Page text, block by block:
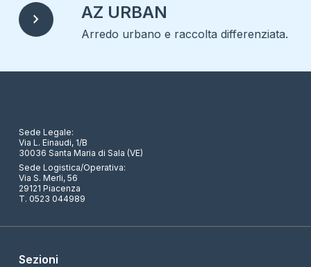
chevron_right AZ URBAN
Arredo urbano e raccolta differenziata.
Sede Legale:
Via L. Einaudi, 1/B
30036 Santa Maria di Sala (VE)
Sede Logistica/Operativa:
Via S. Merli, 56
29121 Piacenza
T. 0523 044989
Sezioni